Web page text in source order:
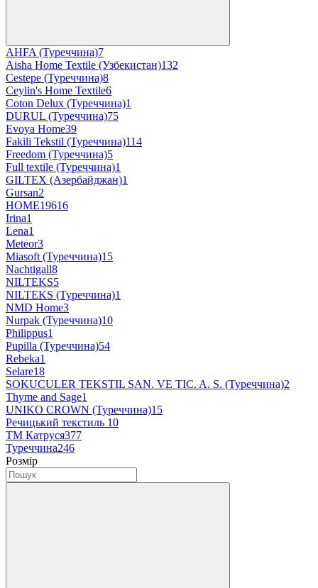
AHFA (Туреччина)7
Aisha Home Textile (Узбекистан)132
Cestepe (Туреччина)8
Ceylin's Home Textile6
Coton Delux (Туреччина)1
DURUL (Туреччина)75
Evoya Home39
Fakili Tekstil (Туреччина)114
Freedom (Туреччина)5
Full textile (Туреччина)1
GILTEX (Азербайджан)1
Gursan2
HOME19616
Irina1
Lena1
Meteor3
Miasoft (Туреччина)15
Nachtigall8
NILTEKS5
NILTEKS (Туреччина)1
NMD Home3
Nurpak (Туреччина)10
Philippus1
Pupilla (Туреччина)54
Rebeka1
Selare18
SOKUCULER TEKSTIL SAN. VE TIC. A. S. (Туреччина)2
Thyme and Sage1
UNIKO CROWN (Туреччина)15
Речицький текстиль 10
ТМ Катруся377
Туреччина246
Розмір